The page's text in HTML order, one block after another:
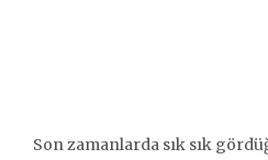
Son zamanlarda sık sık